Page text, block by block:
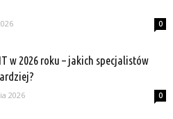
0
w 2026 roku – jakich specjalistów
2026 0